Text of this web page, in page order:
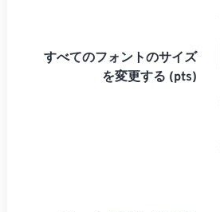
すべてのフォントのサイズ
を変更する (pts)